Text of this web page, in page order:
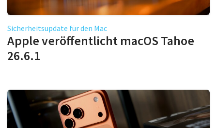
Sicherheitsupdate für den Mac
Apple veröffentlicht macOS Tahoe
26.6.1